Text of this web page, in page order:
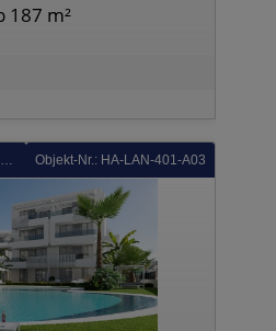
187 m²
Los Alcázares: Attraktive Penthouse-Wohnungen mit 3 Schlafzimmern, 2 Bädern und Gemeinschaftspool in wunderschöner Anlage Objekt-Nr.: HA-LAN-401-A03